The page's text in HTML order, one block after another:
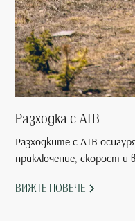
Разходка с АТВ
Разходките с АТВ
приключение, скорост и
ВИЖТЕ ПОВЕЧЕ